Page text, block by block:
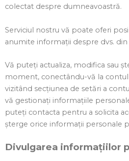
colectat despre dumneavoastră.
Serviciul nostru vă poate oferi
anumite informații despre dvs. din
Vă puteți actualiza, modifica sau
moment, conectându-vă la contul
vizitând secțiunea de setări a
vă gestionați informațiile
puteți contacta pentru a solicita
șterge orice informații personale
Divulgarea informațiilor